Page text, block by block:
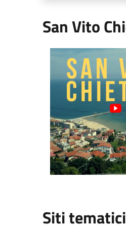
San Vito
Video Comune di San
Siti tematici